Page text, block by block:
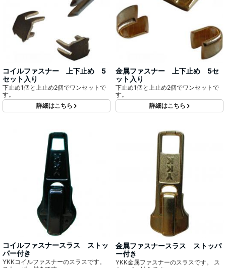
コイルファスナー 上下止め 5
セット入り
下止め1個と上止め2個でワンセットで
す。
詳細はこちら
金属ファスナー 上下止め 5セ
ット入り
下止め1個と上止め2個でワンセットで
す。
詳細はこちら
コイルファスナースラス ストッ
パー付き
YKKコイルファスナーのスラスです。
金属ファスナースラス ストッパ
ー付き
YKK金属ファスナーのスラスです。 ス